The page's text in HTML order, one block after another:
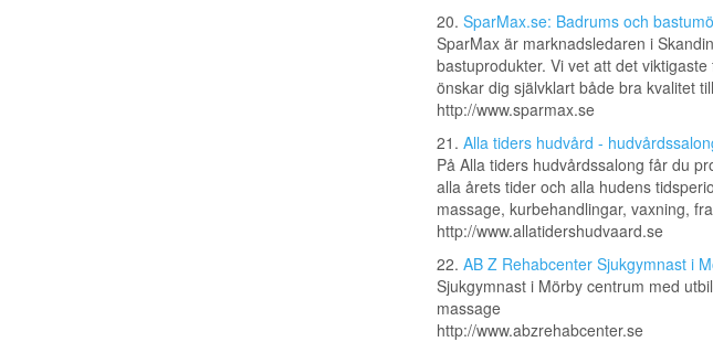
20. SparMax.se: Badrums och
SparMax är marknadsledaren i
bastuprodukter. Vi vet att det
önskar dig självklart både bra kvalitet
http://www.sparmax.se
21. Alla tiders hudvård -
På Alla tiders hudvårdssalong får du
alla årets tider och alla hudens
massage, kurbehandlingar, vaxning,
http://www.allatidershudvaard.se
22. AB Z Rehabcenter Sjukgymnast i
Sjukgymnast i Mörby centrum med
massage
http://www.abzrehabcenter.se